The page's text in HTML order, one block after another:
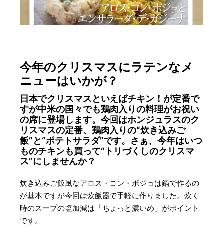
今年のクリスマスにラテンなメ
ニューはいかが？
日本でクリスマスといえばチキン！が定番で
すが中米の国々でも鶏肉入りの料理がお祝い
の席に登場します。今回はホンジュラスのク
リスマスの定番、鶏肉入りの“炊き込みご
飯”と“ポテトサラダ”です。さぁ、今年はいつ
ものチキンも買って“トリづくしのクリスマ
ス”にしませんか？
炊き込みご飯風なアロス・コン・ポジョは鍋で作るの
が基本ですが今回は炊飯器で手軽に作りました。炊く
時のスープの塩加減は「ちょっと濃いめ」がポイント
です。